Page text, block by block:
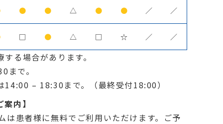
● ● △ ● ● ／ ／
□ ● △ □ ☆ ／ ／
る場合があります。
まで。
– 18:30まで。（最終受付18:00）
内】
は患者様に無料でご利用いただけます。ご予